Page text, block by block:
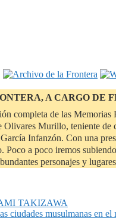
A CARGO DE
completa de las
Murillo, teniente
Infanzón. Con una
a poco iremos
personajes y
TAKIZAWA
musulmanas en